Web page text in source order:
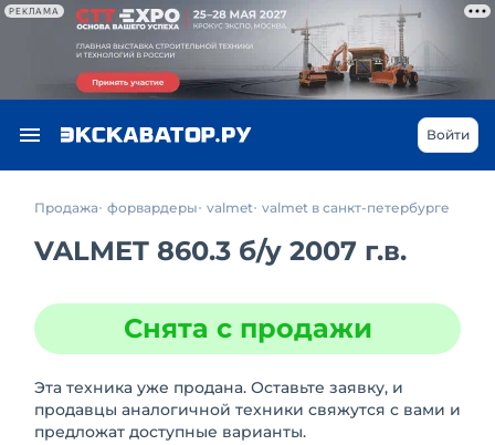
РЕКЛАМА
Войти
Продажа форвардеры valmet valmet в санкт-петербурге
VALMET 860.3 б/у 2007 г.в.
Снята с продажи
Эта техника уже продана. Оставьте заявку, и
продавцы аналогичной техники свяжутся с вами и
предложат доступные варианты.